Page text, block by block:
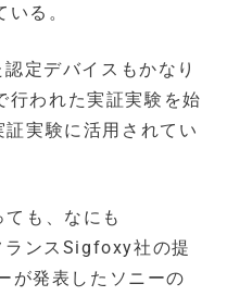
る。
定デバイスもかなり
行われた実証実験を始
実験に活用されてい
も、なにも
ランスSigfoxy社の提
が発表したソニーの